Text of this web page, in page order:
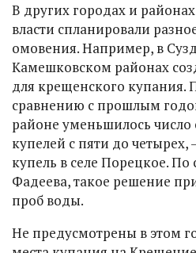
В других городах и
власти спланировали
омовения. Например, в
Камешковском районах
для крещенского купания.
сравнению с прошлым
районе уменьшилось
купелей с пяти до четырех,
купель в селе Порецкое.
Фадеева, такое решение
проб воды.
Не предусмотрены в этом